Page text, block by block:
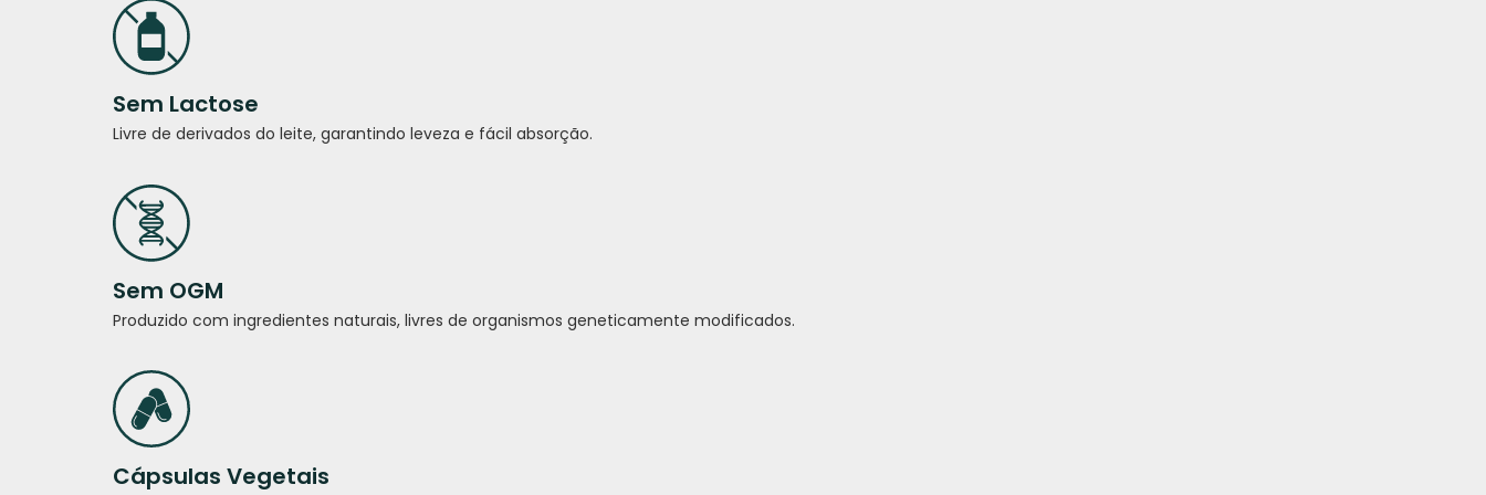
Sem Lactose
Livre de derivados do leite, garantindo leveza e fácil absorção.
Sem OGM
Produzido com ingredientes naturais, livres de organismos geneticamente modificados.
Cápsulas Vegetais